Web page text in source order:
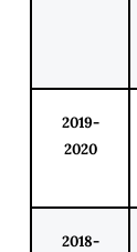
2019-
2020
2018-